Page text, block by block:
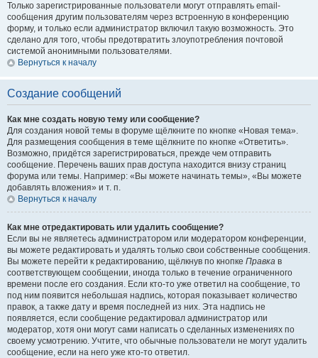
Только зарегистрированные пользователи могут отправлять email-
сообщения другим пользователям через встроенную в конференцию
форму, и только если администратор включил такую возможность. Это
сделано для того, чтобы предотвратить злоупотребления почтовой
системой анонимными пользователями.
Вернуться к началу
Создание сообщений
Как мне создать новую тему или сообщение?
Для создания новой темы в форуме щёлкните по кнопке «Новая тема».
Для размещения сообщения в теме щёлкните по кнопке «Ответить».
Возможно, придётся зарегистрироваться, прежде чем отправить
сообщение. Перечень ваших прав доступа находится внизу страниц
форума или темы. Например: «Вы можете начинать темы», «Вы можете
добавлять вложения» и т. п.
Вернуться к началу
Как мне отредактировать или удалить сообщение?
Если вы не являетесь администратором или модератором конференции,
вы можете редактировать и удалять только свои собственные сообщения.
Вы можете перейти к редактированию, щёлкнув по кнопке Правка в
соответствующем сообщении, иногда только в течение ограниченного
времени после его создания. Если кто-то уже ответил на сообщение, то
под ним появится небольшая надпись, которая показывает количество
правок, а также дату и время последней из них. Эта надпись не
появляется, если сообщение редактировал администратор или
модератор, хотя они могут сами написать о сделанных изменениях по
своему усмотрению. Учтите, что обычные пользователи не могут удалить
сообщение, если на него уже кто-то ответил.